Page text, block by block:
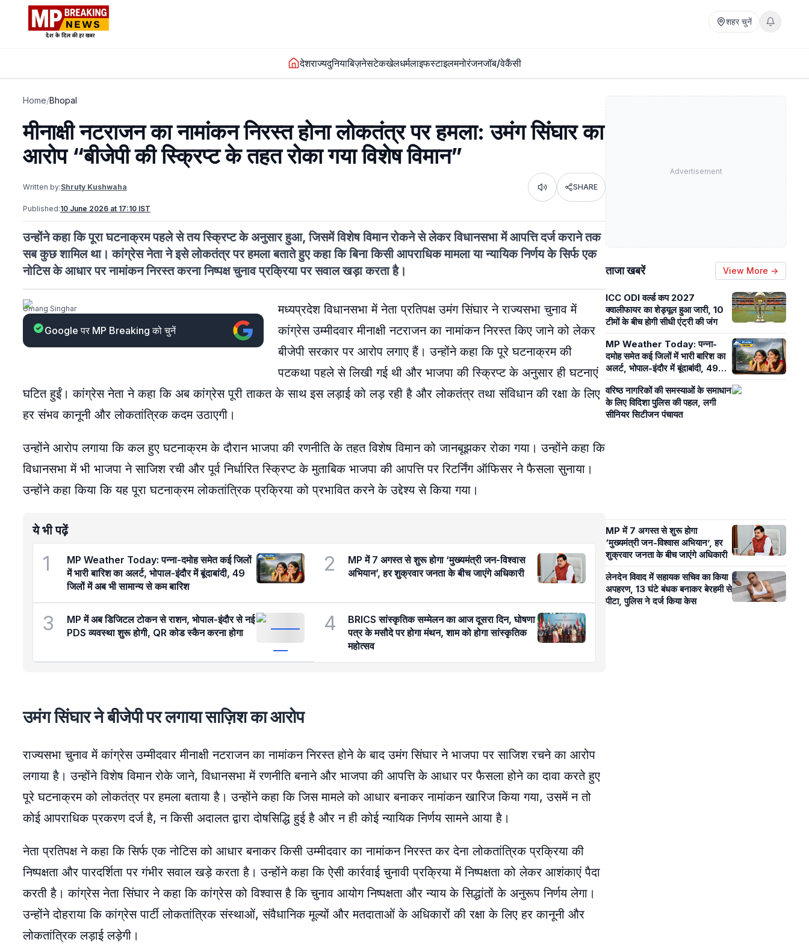
शहर चुनें
देशराज्यदुनियाबिज़नेसटेकखेलधर्मलाइफस्टाइलमनोरंजनजॉब/वेकैंसी
Home/Bhopal
मीनाक्षी नटराजन का नामांकन निरस्त होना लोकतंत्र पर हमला: उमंग सिंघार का
आरोप “बीजेपी की स्क्रिप्ट के तहत रोका गया विशेष विमान”
Written by:Shruty Kushwaha Listen SHARE
Published:10 June 2026 at 17:10 IST
उन्होंने कहा कि पूरा घटनाक्रम पहले से तय स्क्रिप्ट के अनुसार हुआ, जिसमें विशेष विमान रोकने से लेकर विधानसभा में आपत्ति दर्ज कराने तक
सब कुछ शामिल था। कांग्रेस नेता ने इसे लोकतंत्र पर हमला बताते हुए कहा कि बिना किसी आपराधिक मामला या न्यायिक निर्णय के सिर्फ एक
नोटिस के आधार पर नामांकन निरस्त करना निष्पक्ष चुनाव प्रक्रिया पर सवाल खड़ा करता है।
Umang Singhar
Google पर MP Breaking को चुनें
मध्यप्रदेश विधानसभा में नेता प्रतिपक्ष उमंग सिंघार ने राज्यसभा चुनाव में
कांग्रेस उम्मीदवार मीनाक्षी नटराजन का नामांकन निरस्त किए जाने को लेकर
बीजेपी सरकार पर आरोप लगाए हैं। उन्होंने कहा कि पूरे घटनाक्रम की
पटकथा पहले से लिखी गई थी और भाजपा की स्क्रिप्ट के अनुसार ही घटनाएं
घटित हुईं। कांग्रेस नेता ने कहा कि अब कांग्रेस पूरी ताकत के साथ इस लड़ाई को लड़ रही है और लोकतंत्र तथा संविधान की रक्षा के लिए
हर संभव कानूनी और लोकतांत्रिक कदम उठाएगी।
उन्होंने आरोप लगाया कि कल हुए घटनाक्रम के दौरान भाजपा की रणनीति के तहत विशेष विमान को जानबूझकर रोका गया। उन्होंने कहा कि
विधानसभा में भी भाजपा ने साजिश रची और पूर्व निर्धारित स्क्रिप्ट के मुताबिक भाजपा की आपत्ति पर रिटर्निंग ऑफिसर ने फैसला सुनाया।
उन्होंने कहा किया कि यह पूरा घटनाक्रम लोकतांत्रिक प्रक्रिया को प्रभावित करने के उद्देश्य से किया गया।
ये भी पढ़ें
1
MP Weather Today: पन्ना-दमोह समेत कई जिलों
में भारी बारिश का अलर्ट, भोपाल-इंदौर में बूंदाबांदी, 49
जिलों में अब भी सामान्य से कम बारिश
2
MP में 7 अगस्त से शुरू होगा ‘मुख्यमंत्री जन-विश्वास
अभियान’, हर शुक्रवार जनता के बीच जाएंगे अधिकारी
3
MP में अब डिजिटल टोकन से राशन, भोपाल-इंदौर से नई
PDS व्यवस्था शुरू होगी, QR कोड स्कैन करना होगा
4
BRICS सांस्कृतिक सम्मेलन का आज दूसरा दिन, घोषणा
पत्र के मसौदे पर होगा मंथन, शाम को होगा सांस्कृतिक
महोत्सव
उमंग सिंघार ने बीजेपी पर लगाया साज़िश का आरोप
राज्यसभा चुनाव में कांग्रेस उम्मीदवार मीनाक्षी नटराजन का नामांकन निरस्त होने के बाद उमंग सिंघार ने भाजपा पर साजिश रचने का आरोप
लगाया है। उन्होंने विशेष विमान रोके जाने, विधानसभा में रणनीति बनाने और भाजपा की आपत्ति के आधार पर फैसला होने का दावा करते हुए
पूरे घटनाक्रम को लोकतंत्र पर हमला बताया है। उन्होंने कहा कि जिस मामले को आधार बनाकर नामांकन खारिज किया गया, उसमें न तो
कोई आपराधिक प्रकरण दर्ज है, न किसी अदालत द्वारा दोषसिद्धि हुई है और न ही कोई न्यायिक निर्णय सामने आया है।
नेता प्रतिपक्ष ने कहा कि सिर्फ एक नोटिस को आधार बनाकर किसी उम्मीदवार का नामांकन निरस्त कर देना लोकतांत्रिक प्रक्रिया की
निष्पक्षता और पारदर्शिता पर गंभीर सवाल खड़े करता है। उन्होंने कहा कि ऐसी कार्रवाई चुनावी प्रक्रिया में निष्पक्षता को लेकर आशंकाएं पैदा
करती है। कांग्रेस नेता सिंघार ने कहा कि कांग्रेस को विश्वास है कि चुनाव आयोग निष्पक्षता और न्याय के सिद्धांतों के अनुरूप निर्णय लेगा।
उन्होंने दोहराया कि कांग्रेस पार्टी लोकतांत्रिक संस्थाओं, संवैधानिक मूल्यों और मतदाताओं के अधिकारों की रक्षा के लिए हर कानूनी और
लोकतांत्रिक लड़ाई लड़ेगी।
Advertisement
ताजा खबरें View More →
ICC ODI वर्ल्ड कप 2027
क्वालीफायर का शेड्यूल हुआ जारी, 10
टीमों के बीच होगी सीधी एंट्री की जंग
MP Weather Today: पन्ना-
दमोह समेत कई जिलों में भारी बारिश का
अलर्ट, भोपाल-इंदौर में बूंदाबांदी, 49
जिलों में अब भी सामान्य से कम बारिश
वरिष्ठ नागरिकों की समस्याओं के समाधान
के लिए विदिशा पुलिस की पहल, लगी
सीनियर सिटीजन पंचायत
MP में 7 अगस्त से शुरू होगा
‘मुख्यमंत्री जन-विश्वास अभियान’, हर
शुक्रवार जनता के बीच जाएंगे अधिकारी
लेनदेन विवाद में सहायक सचिव का किया
अपहरण, 13 घंटे बंधक बनाकर बेरहमी से
पीटा, पुलिस ने दर्ज किया केस